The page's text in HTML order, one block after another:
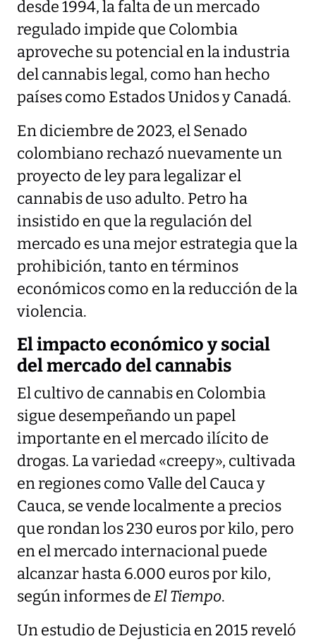
desde 1994, la falta de un mercado
regulado impide que Colombia
aproveche su potencial en la industria
del cannabis legal, como han hecho
países como Estados Unidos y Canadá.
En diciembre de 2023, el Senado
colombiano rechazó nuevamente un
proyecto de ley para legalizar el
cannabis de uso adulto. Petro ha
insistido en que la regulación del
mercado es una mejor estrategia que la
prohibición, tanto en términos
económicos como en la reducción de la
violencia.
El impacto económico y social
del mercado del cannabis
El cultivo de cannabis en Colombia
sigue desempeñando un papel
importante en el mercado ilícito de
drogas. La variedad «creepy», cultivada
en regiones como Valle del Cauca y
Cauca, se vende localmente a precios
que rondan los 230 euros por kilo, pero
en el mercado internacional puede
alcanzar hasta 6.000 euros por kilo,
según informes deEl Tiempo.
Un estudio de Dejusticia en 2015 reveló